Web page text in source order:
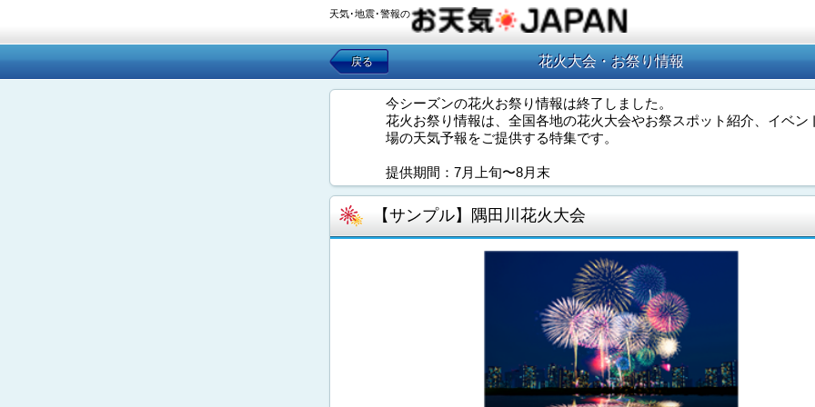
天気･地震･警報の
戻る 花火大会・お祭り情報
今シーズンの花火お祭り情報は終了しました。
花火お祭り情報は、全国各地の花火大会やお祭スポット紹介、イベン
場の天気予報をご提供する特集です。
提供期間：7月上旬〜8月末
【サンプル】隅田川花火大会